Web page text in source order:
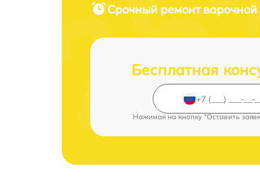
Срочный ремонт варочной
Бесплатная
Нажимая на кнопку "Оставить